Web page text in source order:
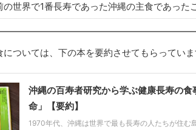
の世界で1番長寿であった沖縄の主食であったこ
ついては、下の本を要約させてもらっていま
沖縄の百寿者研究から学ぶ健康長寿の
命」【要約】
1970年代、沖縄は世界で最も長寿の人たちが住む